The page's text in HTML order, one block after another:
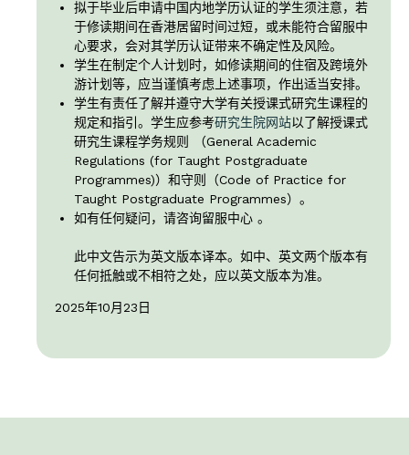
拟于毕业后申请中国内地学历认证的学生须注意，若
于修读期间在香港居留时间过短，或未能符合留服中
心要求，会对其学历认证带来不确定性及风险。
学生在制定个人计划时，如修读期间的住宿及跨境外
游计划等，应当谨慎考虑上述事项，作出适当安排。
学生有责任了解并遵守大学有关授课式研究生课程的
规定和指引。学生应参考研究生院网站以了解授课式
研究生课程学务规则 （General Academic
Regulations (for Taught Postgraduate
Programmes)）和守则（Code of Practice for
Taught Postgraduate Programmes）。
如有任何疑问，请咨询留服中心 。
此中文告示为英文版本译本。如中、英文两个版本有
任何抵触或不相符之处，应以英文版本为准。
2025年10月23日